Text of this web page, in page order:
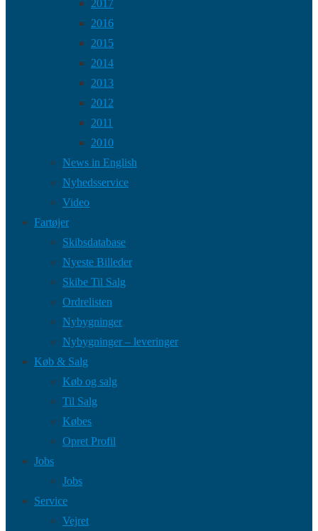
2017
2016
2015
2014
2013
2012
2011
2010
News in English
Nyhedsservice
Video
Fartøjer
Skibsdatabase
Nyeste Billeder
Skibe Til Salg
Ordrelisten
Nybygninger
Nybygninger – leveringer
Køb & Salg
Køb og salg
Til Salg
Købes
Opret Profil
Jobs
Jobs
Service
Vejret